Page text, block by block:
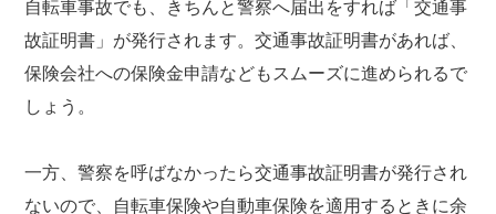
自転車事故でも、きちんと警察へ届出をすれば「交通事
故証明書」が発行されます。交通事故証明書があれば、
保険会社への保険金申請などもスムーズに進められるで
しょう。
一方、警察を呼ばなかったら交通事故証明書が発行され
ないので、自転車保険や自動車保険を適用するときに余